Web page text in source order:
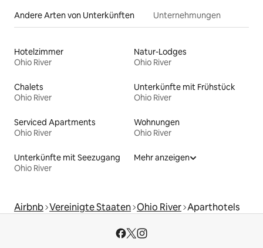
Andere Arten von Unterkünften Unternehmungen
Hotelzimmer
Ohio River
Natur-Lodges
Ohio River
Chalets
Ohio River
Unterkünfte mit Frühstück
Ohio River
Serviced Apartments
Ohio River
Wohnungen
Ohio River
Unterkünfte mit Seezugang
Ohio River
Mehr anzeigen
Airbnb Vereinigte Staaten Ohio River Aparthotels